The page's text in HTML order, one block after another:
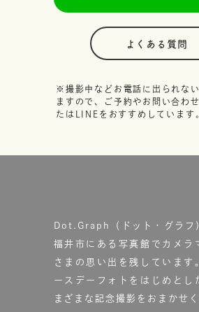
よくある質問
※撮影中などお電話に出られな
ますので、ご予約やお問い合わ
たはLINEをおすすめしています
Dot.Graph（ドット・グラフ
福井市にある写真館で カメラ
さまの思い出を残しています
ースデーフォトをはじめとし
まざまな記念撮影をおまかせく